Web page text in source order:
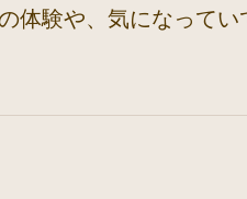
体験や、気になって